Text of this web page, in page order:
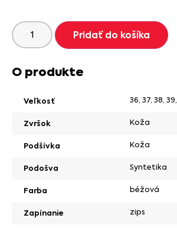
Pridať do košíka
O produkte
Veľkosť 36, 37, 38, 39,
Zvršok Koža
Podšívka Koža
Podošva Syntetika
Farba béžová
Zapínanie zips